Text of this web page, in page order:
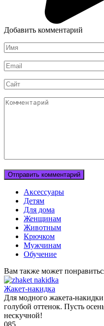
Добавить комментарий
Имя
Email
Сайт
Комментарий
Аксессуары
Детям
Для дома
Женщинам
Животным
Крючком
Мужчинам
Обучение
Вам также может
Жакет-накидка
Для модного жакета-
голубой оттенок. Пусть
нескучной!
085